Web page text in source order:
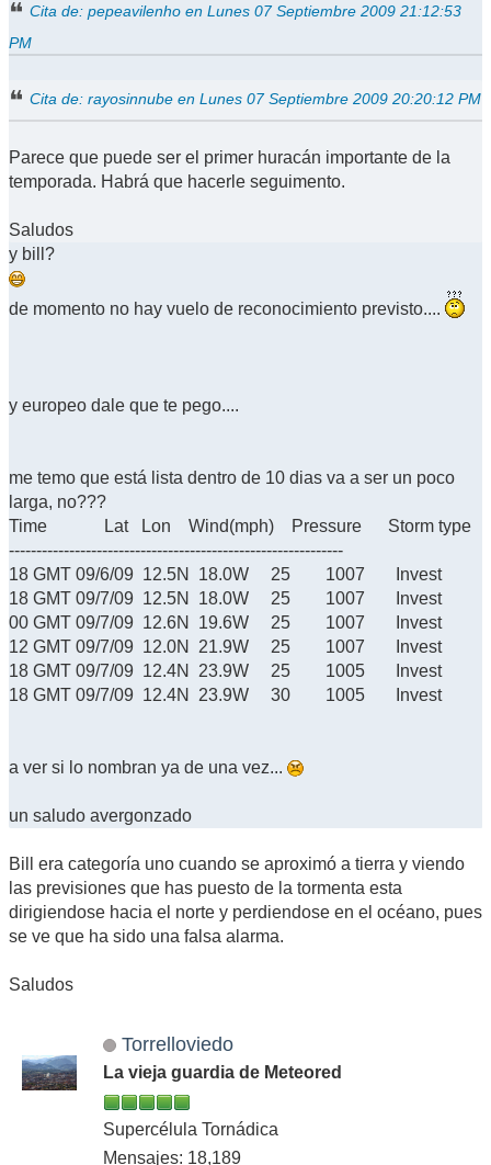
Cita de: pepeavilenho en Lunes 07 Septiembre 2009 21:12:53
PM
Cita de: rayosinnube en Lunes 07 Septiembre 2009 20:20:12 PM
Parece que puede ser el primer huracán importante de la
temporada. Habrá que hacerle seguimento.
Saludos
y bill?
de momento no hay vuelo de reconocimiento previsto....
y europeo dale que te pego....
me temo que está lista dentro de 10 dias va a ser un poco
larga, no???
Time Lat Lon Wind(mph) Pressure Storm type
-------------------------------------------------------------
18 GMT 09/6/09 12.5N 18.0W 25 1007 Invest
18 GMT 09/7/09 12.5N 18.0W 25 1007 Invest
00 GMT 09/7/09 12.6N 19.6W 25 1007 Invest
12 GMT 09/7/09 12.0N 21.9W 25 1007 Invest
18 GMT 09/7/09 12.4N 23.9W 25 1005 Invest
18 GMT 09/7/09 12.4N 23.9W 30 1005 Invest
a ver si lo nombran ya de una vez...
un saludo avergonzado
Bill era categoría uno cuando se aproximó a tierra y viendo
las previsiones que has puesto de la tormenta esta
dirigiendose hacia el norte y perdiendose en el océano, pues
se ve que ha sido una falsa alarma.
Saludos
Torrelloviedo
La vieja guardia de Meteored
Supercélula Tornádica
Mensajes: 18,189